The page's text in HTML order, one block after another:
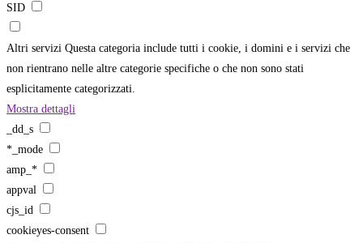
SID
Altri servizi Questa categoria include tutti i cookie, i domini e i servizi che
non rientrano nelle altre categorie specifiche o che non sono stati
esplicitamente categorizzati.
Mostra dettagli
_dd_s
*_mode
amp_*
appval
cjs_id
cookieyes-consent